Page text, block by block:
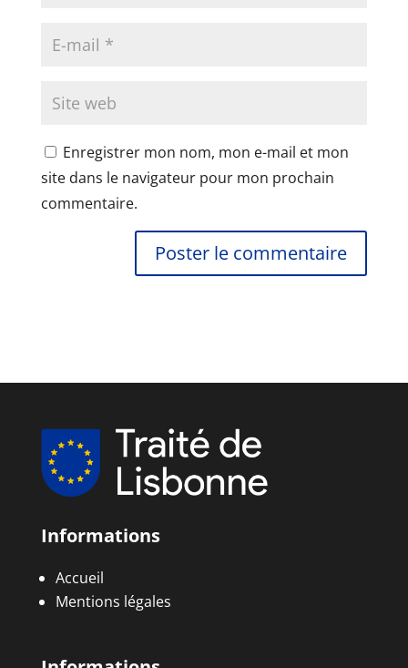
Enregistrer mon nom, mon e-mail et mon
site dans le navigateur pour mon prochain
commentaire.
Informations
Accueil
Mentions légales